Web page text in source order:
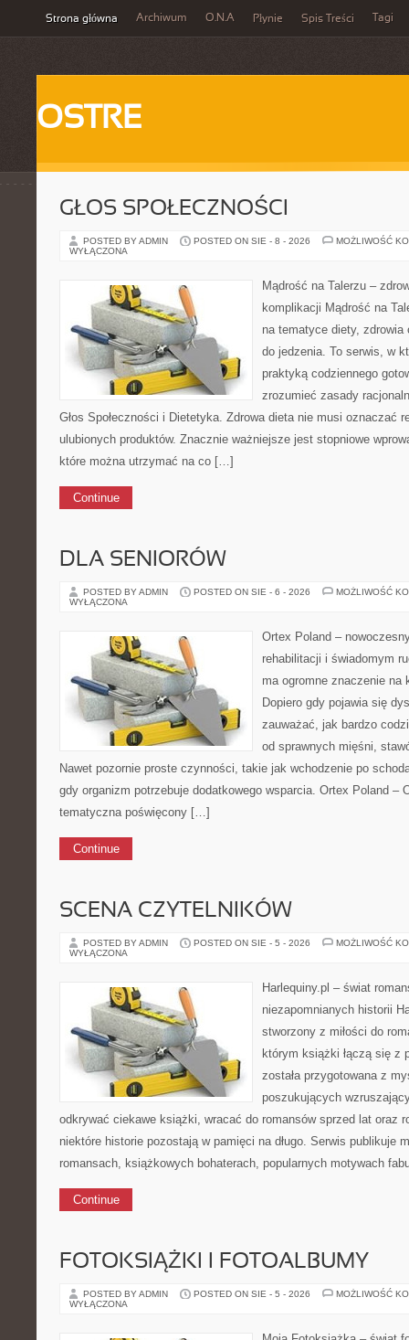
Strona główna Archiwum O.N.A Płynie Spis Treści Tagi
OSTRE
GŁOS SPOŁECZNOŚCI
POSTED BY ADMIN POSTED ON SIE - 8 - 2026
MOŻLIWOŚĆ
WYŁĄCZONA
Mądrość na Talerzu –
komplikacji Mądrość na
na tematyce diety,
do jedzenia. To serwis, w
praktyką codziennego
zrozumieć zasady
Głos Społeczności i Dietetyka. Zdrowa dieta nie musi oznaczać
ulubionych produktów. Znacznie ważniejsze jest stopniowe
które można utrzymać na co […]
Continue
DLA SENIORÓW
POSTED BY ADMIN POSTED ON SIE - 6 - 2026
MOŻLIWOŚĆ
WYŁĄCZONA
Ortex Poland –
rehabilitacji i świadomym
ma ogromne znaczenie na
Dopiero gdy pojawia się
zauważać, jak bardzo
od sprawnych mięśni,
Nawet pozornie proste czynności, takie jak wchodzenie po
gdy organizm potrzebuje dodatkowego wsparcia. Ortex Poland –
tematyczna poświęcony […]
Continue
SCENA CZYTELNIKÓW
POSTED BY ADMIN POSTED ON SIE - 5 - 2026
MOŻLIWOŚĆ
WYŁĄCZONA
Harlequiny.pl – świat
niezapomnianych historii
stworzony z miłości do
którym książki łączą się z
została przygotowana z
poszukujących
odkrywać ciekawe książki, wracać do romansów sprzed lat oraz
niektóre historie pozostają w pamięci na długo. Serwis publikuje
romansach, książkowych bohaterach, popularnych motywach
Continue
FOTOKSIĄŻKI I FOTOALBUMY
POSTED BY ADMIN POSTED ON SIE - 5 - 2026
MOŻLIWOŚĆ
WYŁĄCZONA